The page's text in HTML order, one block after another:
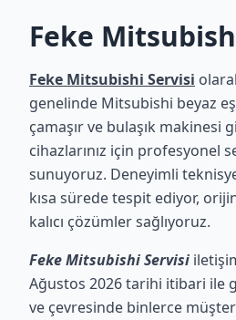
Feke
Feke Mitsubishi Servisi
genelinde Mitsubishi beyaz
çamaşır ve bulaşık makinesi
cihazlarınız için profesyonel
sunuyoruz. Deneyimli
kısa sürede tespit ediyor,
kalıcı çözümler sağlıyoruz.
Feke Mitsubishi Servisi
Ağustos 2026 tarihi itibari ile
ve çevresinde binlerce